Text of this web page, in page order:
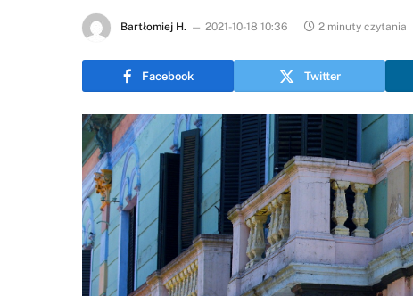
Bartłomiej H. 2021-10-18 10:36 2 minuty czytania
Facebook Twitter